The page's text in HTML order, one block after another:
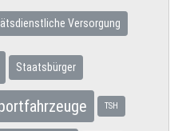
Versorgung
Staatsbürger
TSH